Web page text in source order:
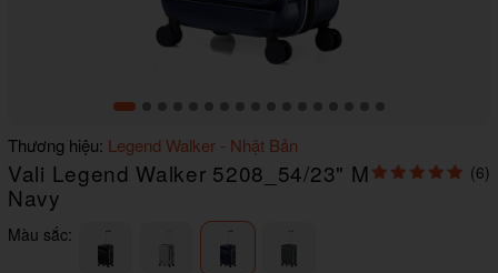
Item
1
of
17
Thương hiệu: Legend Walker - Nhật Bản
Vali Legend Walker 5208_54/23" M
Navy
(6)
Màu sắc: